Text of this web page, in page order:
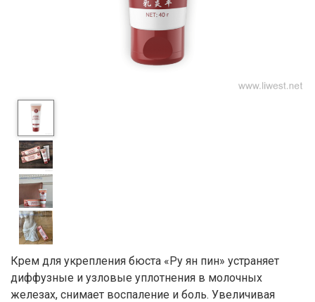
Крем для укрепления бюста «Ру ян пин» устраняет
диффузные и узловые уплотнения в молочных
железах, снимает воспаление и боль. Увеличивая